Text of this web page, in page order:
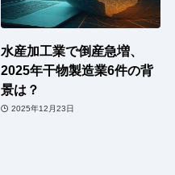
水産加工業で倒産急増、
2025年干物製造業6件の背
景は？
2025年12月23日